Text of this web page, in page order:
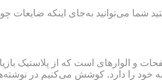
شما می‌توانید به‌جای اینکه
و الوارهای است که از پلاستیک
خود را دارد. کوشش می‌کنیم در